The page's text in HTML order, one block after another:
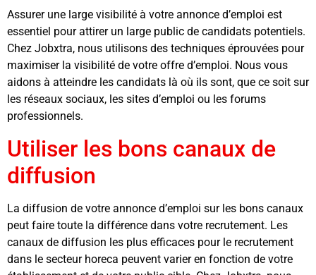
Assurer une large visibilité à votre annonce d’emploi est
essentiel pour attirer un large public de candidats potentiels.
Chez Jobxtra, nous utilisons des techniques éprouvées pour
maximiser la visibilité de votre offre d’emploi. Nous vous
aidons à atteindre les candidats là où ils sont, que ce soit sur
les réseaux sociaux, les sites d’emploi ou les forums
professionnels.
Utiliser les bons canaux de
diffusion
La diffusion de votre annonce d’emploi sur les bons canaux
peut faire toute la différence dans votre recrutement. Les
canaux de diffusion les plus efficaces pour le recrutement
dans le secteur horeca peuvent varier en fonction de votre